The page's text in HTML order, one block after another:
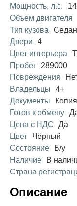
Мощность, л.с.
Объем двигателя
Тип кузова
Седан
Двери
4
Цвет интерьера
Пробег
289000
Повреждения
Владельцы
4+
Документы
Копия
Готов к обмену
Цена с НДС
Да
Цвет
Чёрный
Состояние
Б/у
Наличие
В
Страна
Описание